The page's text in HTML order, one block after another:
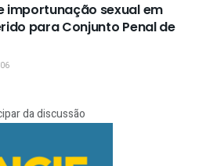
importunação sexual em
para Conjunto Penal de
da discussão